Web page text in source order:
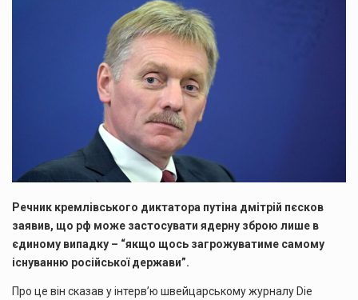
Речник кремлівського диктатора путіна дмітрій пєсков
заявив, що рф може застосувати ядерну зброю лише в
єдиному випадку – “якщо щось загрожуватиме самому
існуванню російської держави”.
Про це він сказав у інтерв’ю швейцарському журналу Die